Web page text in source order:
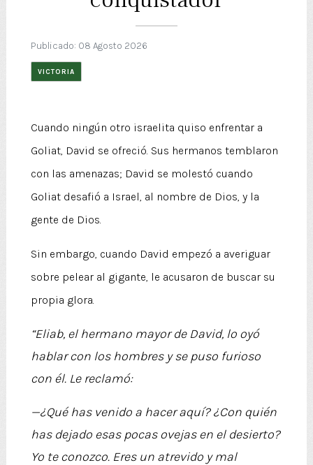
Publicado: 08 Agosto 2026
VICTORIA
Cuando ningún otro israelita quiso enfrentar a
Goliat, David se ofreció. Sus hermanos temblaron
con las amenazas; David se molestó cuando
Goliat desafió a Israel, al nombre de Dios, y la
gente de Dios.
Sin embargo, cuando David empezó a averiguar
sobre pelear al gigante, le acusaron de buscar su
propia glora.
“Eliab, el hermano mayor de David, lo oyó
hablar con los hombres y se puso furioso
con él. Le reclamó:
—¿Qué has venido a hacer aquí? ¿Con quién
has dejado esas pocas ovejas en el desierto?
Yo te conozco. Eres un atrevido y mal